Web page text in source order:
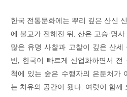
한국 전통문화에는 뿌리 깊은 산신
에 불교가 전해진 뒤, 산은 고승·명
많은 유명 사찰과 고찰이 깊은 산세
반, 한국이 빠르게 산업화하면서 전
척에 있는 숲은 수행자의 은둔처가
는 치유의 공간이 됐다. 여럿이 함께